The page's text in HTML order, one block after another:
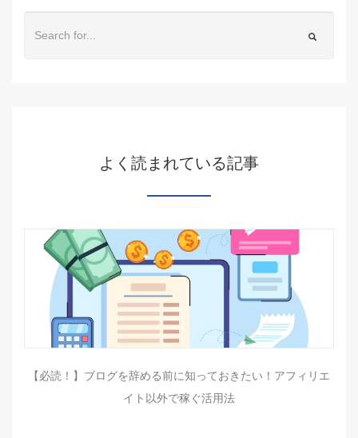
よく読まれている記事
【必読！】ブログを辞める前に知っておきたい！アフィリエ
イト以外で稼ぐ活用法